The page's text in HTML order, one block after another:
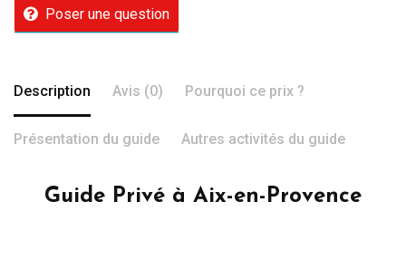
Poser une question
Description Avis (0) Pourquoi ce prix ?
Présentation du guide Autres activités du guide
Guide Privé à Aix-en-Provence